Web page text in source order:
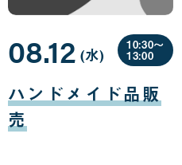
ハンドメイド品販
売
08.12
月
12
日
(水曜
日
)
10:30〜
13:00